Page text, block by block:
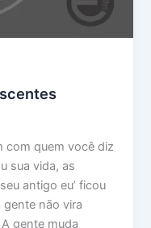
com quem você diz
sua vida, as
antigo eu’ ficou
gente não vira
gente muda